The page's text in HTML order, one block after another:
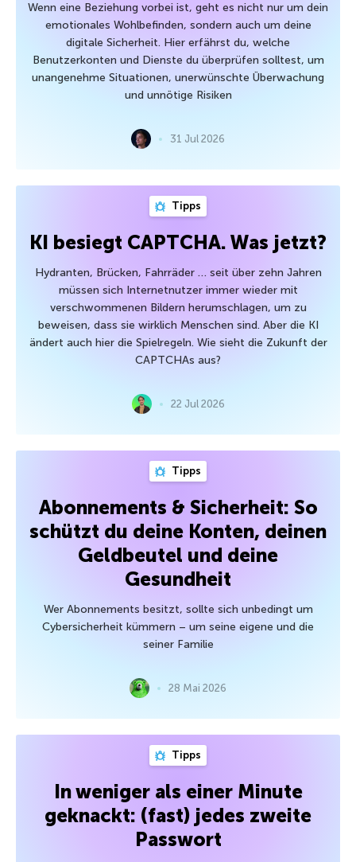
Wenn eine Beziehung vorbei ist, geht es nicht nur um dein
emotionales Wohlbefinden, sondern auch um deine
digitale Sicherheit. Hier erfährst du, welche
Benutzerkonten und Dienste du überprüfen solltest, um
unangenehme Situationen, unerwünschte Überwachung
und unnötige Risiken
31 Jul 2026
Tipps
KI besiegt CAPTCHA. Was jetzt?
Hydranten, Brücken, Fahrräder … seit über zehn Jahren
müssen sich Internetnutzer immer wieder mit
verschwommenen Bildern herumschlagen, um zu
beweisen, dass sie wirklich Menschen sind. Aber die KI
ändert auch hier die Spielregeln. Wie sieht die Zukunft der
CAPTCHAs aus?
22 Jul 2026
Tipps
Abonnements & Sicherheit: So
schützt du deine Konten, deinen
Geldbeutel und deine
Gesundheit
Wer Abonnements besitzt, sollte sich unbedingt um
Cybersicherheit kümmern – um seine eigene und die
seiner Familie
28 Mai 2026
Tipps
In weniger als einer Minute
geknackt: (fast) jedes zweite
Passwort